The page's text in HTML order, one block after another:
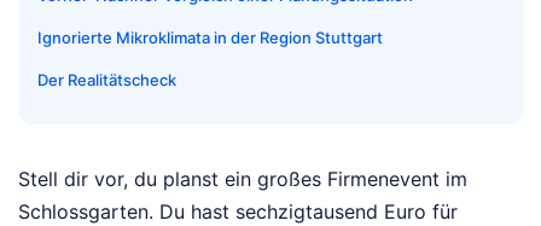
Ignorierte Mikroklimata in der Region Stuttgart
Der Realitätscheck
Stell dir vor, du planst ein großes Firmenevent im
Schlossgarten. Du hast sechzigtausend Euro für